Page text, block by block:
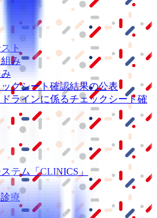
ト
み
クシート確認結果の公表
ラインに係るチェックシート確
テム
「CLINICS」
療